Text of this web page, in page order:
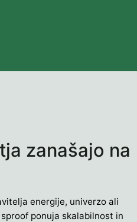
zanašajo na
energije, univerzo ali
ponuja skalabilnost in